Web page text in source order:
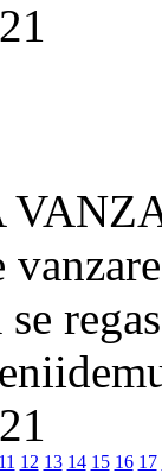
se
11 12 13 14 15 16 17